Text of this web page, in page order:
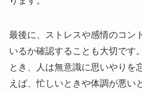
最後に、ストレスや感情のコン
いるか確認することも大切です
とき、人は無意識に思いやりを
えば、忙しいときや体調が悪い